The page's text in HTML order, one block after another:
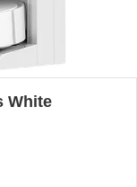
White